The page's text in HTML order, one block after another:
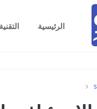
الرئيسية التقنية